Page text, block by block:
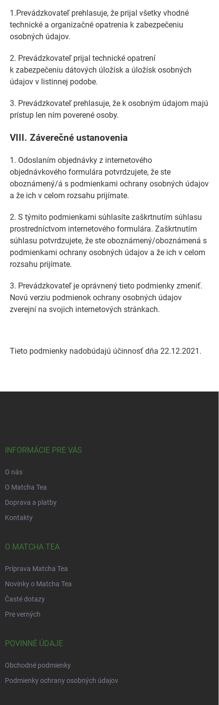
1.Prevádzkovateľ prehlasuje, že prijal všetky vhodné
technické a organizačné opatrenia k zabezpečeniu
osobných údajov.
2. Prevádzkovateľ prijal technické opatrení
k zabezpečeniu dátových úložísk a úložísk osobných
údajov v listinnej podobe.
3. Prevádzkovateľ prehlasuje, že k osobným údajom majú
prístup len ním poverené osoby.
VIII. Záverečné ustanovenia
1. Odoslaním objednávky z internetového
objednávkového formulára potvrdzujete, že ste
oboznámený/á s podmienkami ochrany osobných údajov
a že ich v celom rozsahu prijímate.
2. S týmito podmienkami súhlasíte zaškrtnutím súhlasu
prostredníctvom internetového formulára. Zaškrtnutím
súhlasu potvrdzujete, že ste oboznámený/oboznámená s
podmienkami ochrany osobných údajov a že ich v celom
rozsahu prijímate.
3. Prevádzkovateľ je oprávnený tieto podmienky zmeniť.
Novú verziu podmienok ochrany osobných údajov
zverejní na svojich internetových stránkach.
Tieto podmienky nadobúdajú účinnosť dňa 22.12.2021.
INFORMÁCIE PRE VÁS
O nás
O Matcha Tea
Doprava a platby
Kontakty
O MATCHA TEA
Príprava Matcha Tea
Novinky o Matcha Tea
Časté dotazy
Pre verných
POVINNÉ ÚDAJE
Obchodné podmienky
Podmienky ochrany osobných údajov